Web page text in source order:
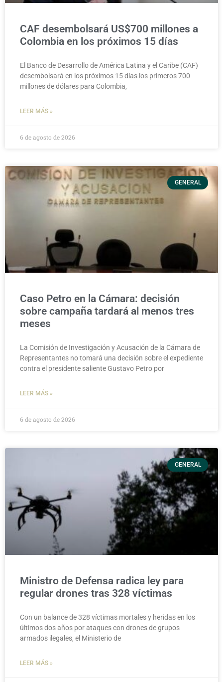
CAF desembolsará US$700 millones a
Colombia en los próximos 15 días
El Banco de Desarrollo de América Latina y el Caribe (CAF)
desembolsará en los próximos 15 días los primeros 700
millones de dólares para Colombia,
LEER MÁS »
6 de agosto de 2026
GENERAL
Caso Petro en la Cámara: decisión
sobre campaña tardará al menos tres
meses
La Comisión de Investigación y Acusación de la Cámara de
Representantes no tomará una decisión sobre el expediente
contra el presidente saliente Gustavo Petro por
LEER MÁS »
6 de agosto de 2026
GENERAL
Ministro de Defensa radica ley para
regular drones tras 328 víctimas
Con un balance de 328 víctimas mortales y heridas en los
últimos dos años por ataques con drones de grupos
armados ilegales, el Ministerio de
LEER MÁS »